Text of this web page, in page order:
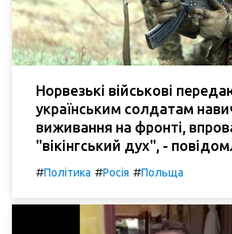
Норвезькі військові
українським солдатам
виживання на фронті,
"вікінгський дух", -
#Політика #Росія #Польща